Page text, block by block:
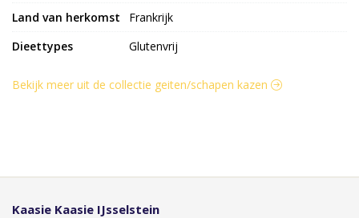
Land van herkomst
Frankrijk
Dieettypes
Glutenvrij
Bekijk meer uit de collectie geiten/schapen kazen
Kaasie Kaasie IJsselstein